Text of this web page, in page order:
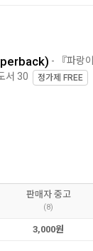
- 『파랑이
서 30 정가제 FREE
판매자 중고
(8)
3,000원